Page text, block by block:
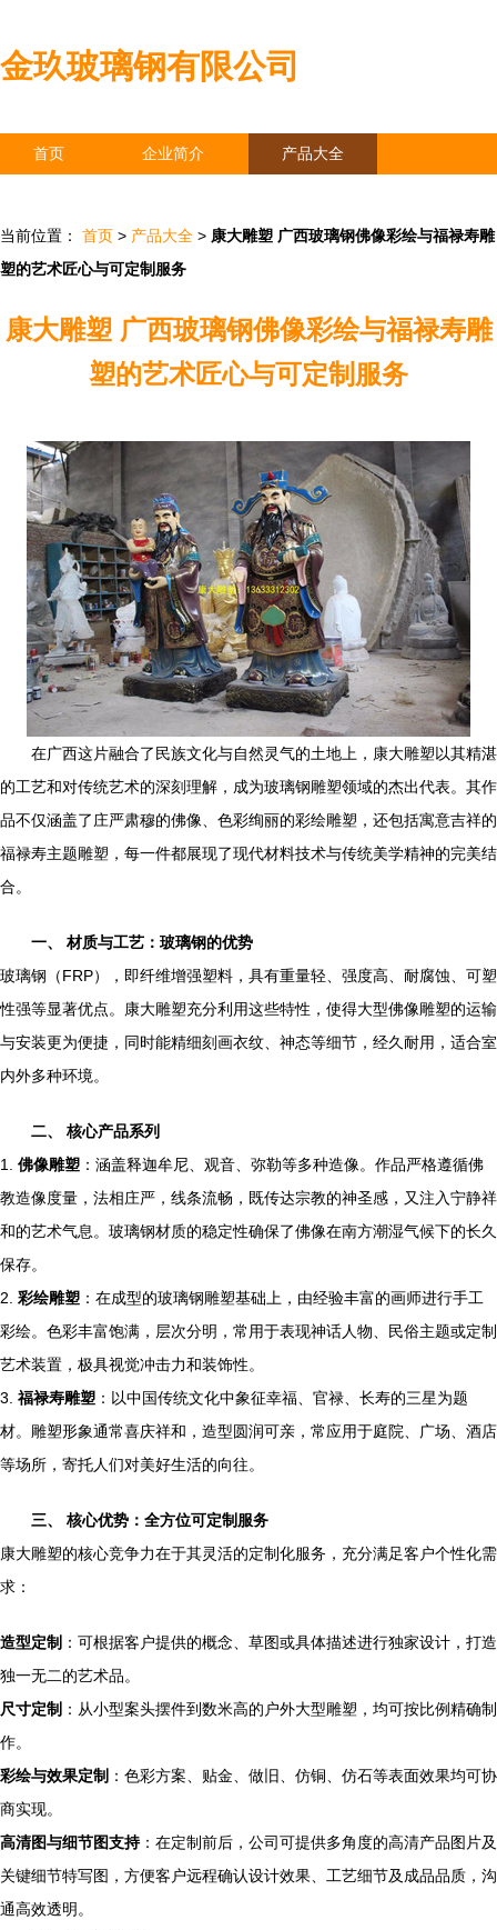
金玖玻璃钢有限公司
首页 企业简介 产品大全
当前位置： 首页 > 产品大全 > 康大雕塑 广西玻璃钢佛像彩绘与福禄寿雕
塑的艺术匠心与可定制服务
康大雕塑 广西玻璃钢佛像彩绘与福禄寿雕
塑的艺术匠心与可定制服务
在广西这片融合了民族文化与自然灵气的土地上，康大雕塑以其精湛
的工艺和对传统艺术的深刻理解，成为玻璃钢雕塑领域的杰出代表。其作
品不仅涵盖了庄严肃穆的佛像、色彩绚丽的彩绘雕塑，还包括寓意吉祥的
福禄寿主题雕塑，每一件都展现了现代材料技术与传统美学精神的完美结
合。
一、 材质与工艺：玻璃钢的优势
玻璃钢（FRP），即纤维增强塑料，具有重量轻、强度高、耐腐蚀、可塑
性强等显著优点。康大雕塑充分利用这些特性，使得大型佛像雕塑的运输
与安装更为便捷，同时能精细刻画衣纹、神态等细节，经久耐用，适合室
内外多种环境。
二、 核心产品系列
1. 佛像雕塑 ：涵盖释迦牟尼、观音、弥勒等多种造像。作品严格遵循佛
教造像度量，法相庄严，线条流畅，既传达宗教的神圣感，又注入宁静祥
和的艺术气息。玻璃钢材质的稳定性确保了佛像在南方潮湿气候下的长久
保存。
2. 彩绘雕塑 ：在成型的玻璃钢雕塑基础上，由经验丰富的画师进行手工
彩绘。色彩丰富饱满，层次分明，常用于表现神话人物、民俗主题或定制
艺术装置，极具视觉冲击力和装饰性。
3. 福禄寿雕塑 ：以中国传统文化中象征幸福、官禄、长寿的三星为题
材。雕塑形象通常喜庆祥和，造型圆润可亲，常应用于庭院、广场、酒店
等场所，寄托人们对美好生活的向往。
三、 核心优势：全方位可定制服务
康大雕塑的核心竞争力在于其灵活的定制化服务，充分满足客户个性化需
求：
造型定制 ：可根据客户提供的概念、草图或具体描述进行独家设计，打造
独一无二的艺术品。
尺寸定制 ：从小型案头摆件到数米高的户外大型雕塑，均可按比例精确制
作。
彩绘与效果定制 ：色彩方案、贴金、做旧、仿铜、仿石等表面效果均可协
商实现。
高清图与细节图支持：在定制前后，公司可提供多角度的高清产品图片及
关键细节特写图，方便客户远程确认设计效果、工艺细节及成品品质，沟
通高效透明。